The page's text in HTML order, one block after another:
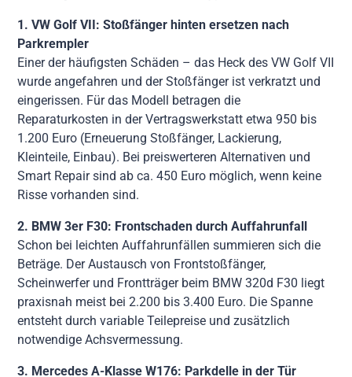
1. VW Golf VII: Stoßfänger hinten ersetzen nach
Parkrempler
Einer der häufigsten Schäden – das Heck des VW Golf VII
wurde angefahren und der Stoßfänger ist verkratzt und
eingerissen. Für das Modell betragen die
Reparaturkosten in der Vertragswerkstatt etwa 950 bis
1.200 Euro (Erneuerung Stoßfänger, Lackierung,
Kleinteile, Einbau). Bei preiswerteren Alternativen und
Smart Repair sind ab ca. 450 Euro möglich, wenn keine
Risse vorhanden sind.
2. BMW 3er F30: Frontschaden durch Auffahrunfall
Schon bei leichten Auffahrunfällen summieren sich die
Beträge. Der Austausch von Frontstoßfänger,
Scheinwerfer und Frontträger beim BMW 320d F30 liegt
praxisnah meist bei 2.200 bis 3.400 Euro. Die Spanne
entsteht durch variable Teilepreise und zusätzlich
notwendige Achsvermessung.
3. Mercedes A-Klasse W176: Parkdelle in der Tür